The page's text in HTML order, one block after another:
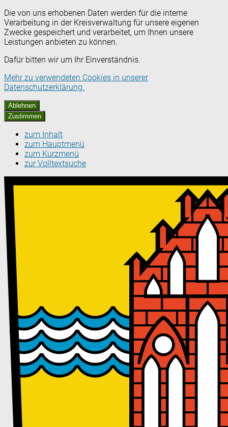
Die von uns erhobenen Daten werden für die interne
Verarbeitung in der Kreisverwaltung für unsere eigenen
Zwecke gespeichert und verarbeitet, um Ihnen unsere
Leistungen anbieten zu können.
Dafür bitten wir um Ihr Einverständnis.
Mehr zu verwendeten Cookies in unserer
Datenschutzerklärung.
Ablehnen
Zustimmen
zum Inhalt
zum Hauptmenü
zum Kurzmenü
zur Volltextsuche